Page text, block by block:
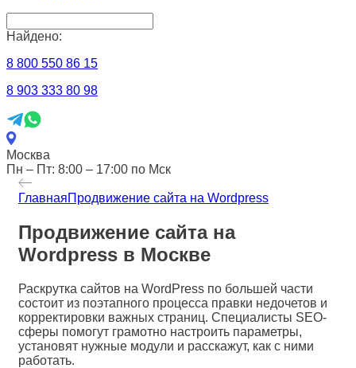
Найдено:
8 800 550 86 15
8 903 333 80 98
Москва
Пн – Пт: 8:00 – 17:00 по Мск
ГлавнаяПродвижение сайта на Wordpress
Продвижение сайта на
Wordpress в Москве
Раскрутка сайтов на WordPress по большей части
состоит из поэтапного процесса правки недочетов и
корректировки важных страниц. Специалисты SEO-
сферы помогут грамотно настроить параметры,
установят нужные модули и расскажут, как с ними
работать.